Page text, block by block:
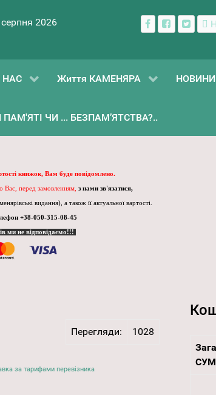
2026
НАС Життя КАМЕНЯРА НОВИНИ
ЧИ ... БЕЗПАМ’ЯТСТВА?..
книжок, Вам буде повідомлено.
Вас, перед замовленням, з нами зв'язатися,
видання), а також її актуальної вартості.
+38-050-315-08-45
ми не відповідаємо!!!
Перегляди: 1028
за тарифами перевізника